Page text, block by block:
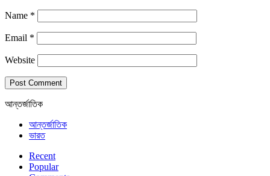
Name *
Email *
Website
আন্তর্জাতিক
আন্তর্জাতিক
ভারত
Recent
Popular